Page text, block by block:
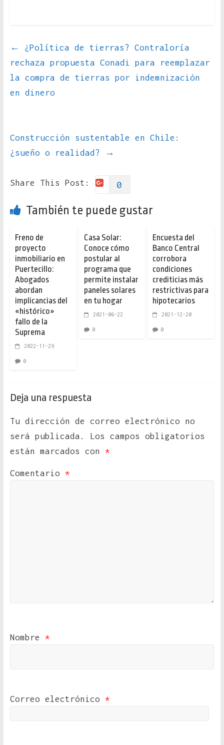
←
¿Política de tierras? Contraloría
rechaza propuesta Conadi para reemplazar
la compra de tierras por indemnización
en dinero
Construcción sustentable en Chile:
¿sueño o realidad?
→
Share This Post: 0
También te puede gustar
Freno de
proyecto
inmobiliario en
Puertecillo:
Abogados
abordan
implicancias del
«histórico»
fallo de la
Suprema
2022-11-29
0
Casa Solar:
Conoce cómo
postular al
programa que
permite instalar
paneles solares
en tu hogar
2021-06-22
0
Encuesta del
Banco Central
corrobora
condiciones
crediticias más
restrictivas para
hipotecarios
2021-12-20
0
Deja una respuesta
Tu dirección de correo electrónico no
será publicada.
Los campos obligatorios
están marcados con *
Comentario *
Nombre *
Correo electrónico *